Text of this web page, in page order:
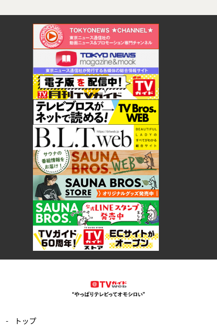
トップ